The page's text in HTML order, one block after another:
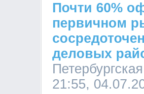
Почти 60%
первичном
деловых
21:55,